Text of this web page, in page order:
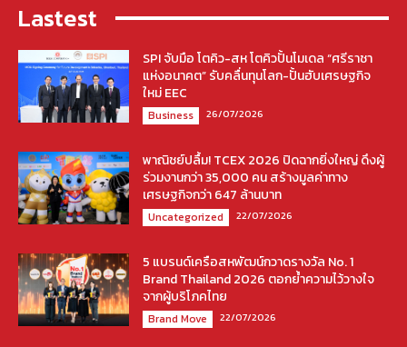
Lastest
SPI จับมือ โตคิว-สห โตคิวปั้นโมเดล “ศรีราชา
แห่งอนาคต” รับคลื่นทุนโลก-ปั้นฮับเศรษฐกิจ
ใหม่ EEC
Business 26/07/2026
พาณิชย์ปลื้ม! TCEX 2026 ปิดฉากยิ่งใหญ่ ดึงผู้
ร่วมงานกว่า 35,000 คน สร้างมูลค่าทาง
เศรษฐกิจกว่า 647 ล้านบาท
Uncategorized 22/07/2026
5 แบรนด์เครือสหพัฒน์กวาดรางวัล No. 1
Brand Thailand 2026 ตอกย้ำความไว้วางใจ
จากผู้บริโภคไทย
Brand Move 22/07/2026